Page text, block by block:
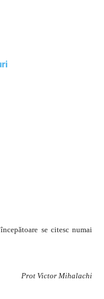
se citesc numai
Prot Victor Mihalachi